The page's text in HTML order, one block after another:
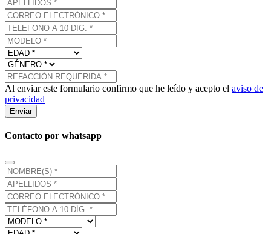
Al enviar este formulario confirmo que he leído y acepto el aviso de
privacidad
Enviar
Contacto por whatsapp